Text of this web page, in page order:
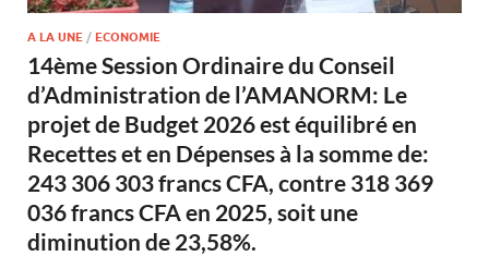
A LA UNE / ECONOMIE
14ème Session Ordinaire du Conseil
d’Administration de l’AMANORM: Le
projet de Budget 2026 est équilibré en
Recettes et en Dépenses à la somme de:
243 306 303 francs CFA, contre 318 369
036 francs CFA en 2025, soit une
diminution de 23,58%.